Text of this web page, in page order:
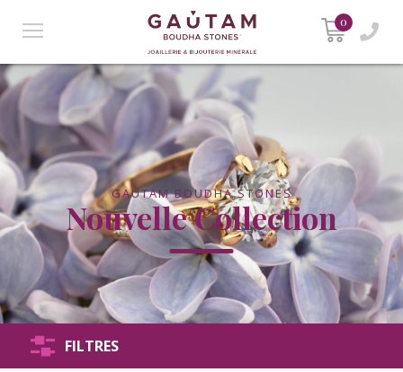
0
GAUTAM BOUDHA STONES
Nouvelle Collection
FILTRES